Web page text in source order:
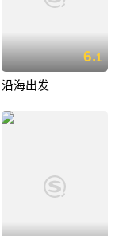
6.1
沿海出发